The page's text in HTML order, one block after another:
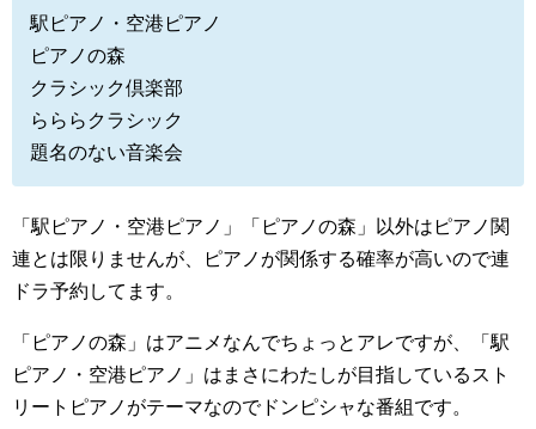
駅ピアノ・空港ピアノ
ピアノの森
クラシック倶楽部
らららクラシック
題名のない音楽会
「駅ピアノ・空港ピアノ」「ピアノの森」以外はピアノ関
連とは限りませんが、ピアノが関係する確率が高いので連
ドラ予約してます。
「ピアノの森」はアニメなんでちょっとアレですが、「駅
ピアノ・空港ピアノ」はまさにわたしが目指しているスト
リートピアノがテーマなのでドンピシャな番組です。